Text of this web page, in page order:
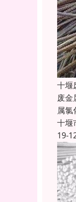
十堰
废金
属
十堰
19-